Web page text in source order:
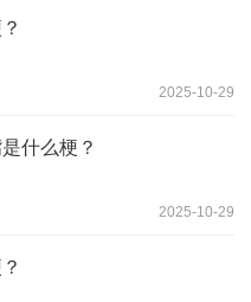
2025-10-29
什么梗？
2025-10-29